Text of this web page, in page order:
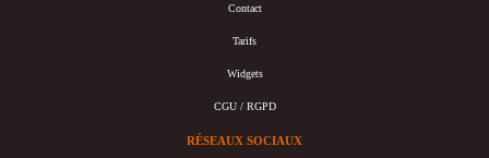
Contact
Tarifs
Widgets
CGU / RGPD
RÉSEAUX SOCIAUX